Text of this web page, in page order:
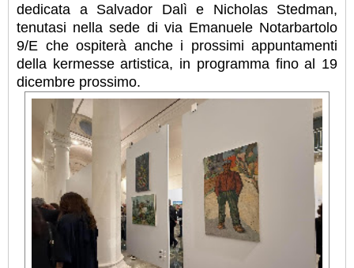
dedicata a Salvador Dalì e Nicholas Stedman,
tenutasi nella sede di via Emanuele Notarbartolo
9/E che ospiterà anche i prossimi appuntamenti
della kermesse artistica, in programma fino al 19
dicembre prossimo.